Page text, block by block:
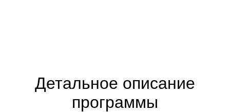
Детальное описание
программы